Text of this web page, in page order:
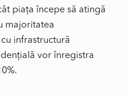
piața începe să atingă
majoritatea
infrastructură
vor înregistra